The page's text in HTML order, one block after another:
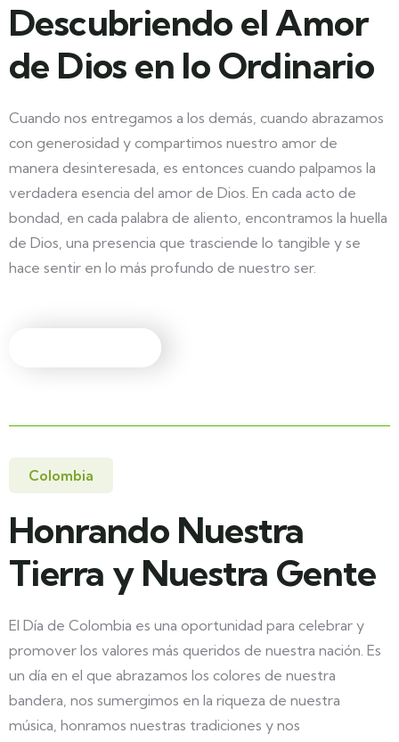
Descubriendo el Amor
de Dios en lo Ordinario
Cuando nos entregamos a los demás, cuando abrazamos
con generosidad y compartimos nuestro amor de
manera desinteresada, es entonces cuando palpamos la
verdadera esencia del amor de Dios. En cada acto de
bondad, en cada palabra de aliento, encontramos la huella
de Dios, una presencia que trasciende lo tangible y se
hace sentir en lo más profundo de nuestro ser.
Colombia
Honrando Nuestra
Tierra y Nuestra Gente
El Día de Colombia es una oportunidad para celebrar y
promover los valores más queridos de nuestra nación. Es
un día en el que abrazamos los colores de nuestra
bandera, nos sumergimos en la riqueza de nuestra
música, honramos nuestras tradiciones y nos